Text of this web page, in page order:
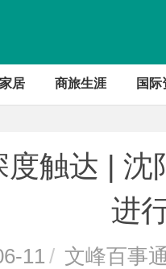
居 商旅生涯 国际
触达 |
进
11 / 文峰百事